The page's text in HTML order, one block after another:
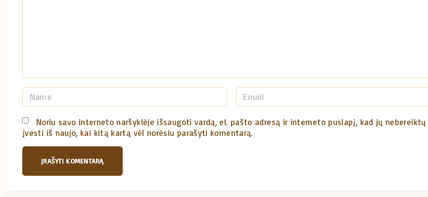
a
m
e
*
m
a
i
Noriu savo interneto naršyklėje išsaugoti vardą, el. pašto adresą ir interneto puslapį, kad jų nebereiktų
įvesti iš naujo, kai kitą kartą vėl norėsiu parašyti komentarą.